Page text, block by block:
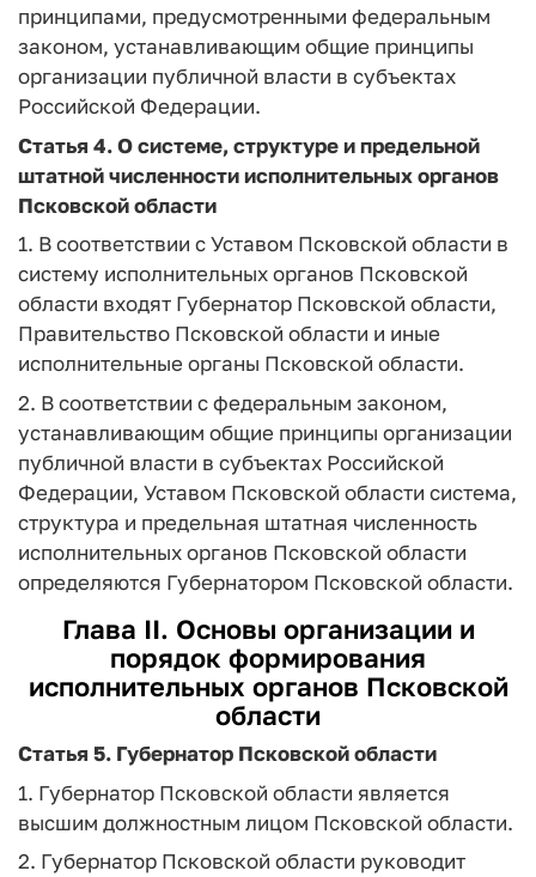
принципами, предусмотренными федеральным
законом, устанавливающим общие принципы
организации публичной власти в субъектах
Российской Федерации.
Статья 4.О системе, структуре и предельной
штатной численности исполнительных органов
Псковской области
1. В соответствии с Уставом Псковской области в
систему исполнительных органов Псковской
области входят Губернатор Псковской области,
Правительство Псковской области и иные
исполнительные органы Псковской области.
2. В соответствии с федеральным законом,
устанавливающим общие принципы организации
публичной власти в субъектах Российской
Федерации, Уставом Псковской области система,
структура и предельная штатная численность
исполнительных органов Псковской области
определяются Губернатором Псковской области.
Глава II. Основы организации и
порядок формирования
исполнительных органов Псковской
области
Статья 5. Губернатор Псковской области
1. Губернатор Псковской области является
высшим должностным лицом Псковской области.
2. Губернатор Псковской области руководит